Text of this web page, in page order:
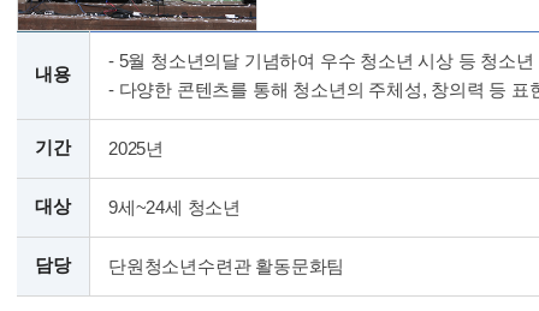
내용
- 5월 청소년의달 기념하여 우수 청소년 시상 등 청소
- 다양한 콘텐츠를 통해 청소년의 주체성, 창의력 등 표
기간 2025년
대상 9세~24세 청소년
담당 단원청소년수련관 활동문화팀